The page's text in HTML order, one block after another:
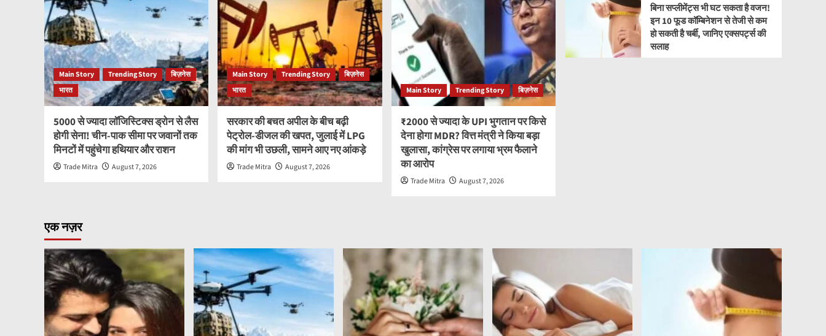
Main Story Trending Story
बिज़नेस
भारत
5000 से ज्यादा लॉजिस्टिक्स ड्रोन से लैस
होगी सेना! चीन-पाक सीमा पर जवानों तक
मिनटों में पहुंचेगा हथियार और राशन
Trade Mitra August 7, 2026
Main Story Trending Story
बिज़नेस
भारत
सरकार की बचत अपील के बीच बढ़ी
पेट्रोल-डीजल की खपत, जुलाई में LPG
की मांग भी उछली, सामने आए नए आंकड़े
Trade Mitra August 7, 2026
Main Story Trending Story बिज़नेस
₹2000 से ज्यादा के UPI भुगतान पर किसे
देना होगा MDR? वित्त मंत्री ने किया बड़ा
खुलासा, कांग्रेस पर लगाया भ्रम फैलाने
का आरोप
Trade Mitra August 7, 2026
बिना सप्लीमेंट्स भी घट सकता है वजन!
इन 10 फूड कॉम्बिनेशन से तेजी से कम
हो सकती है चर्बी, जानिए एक्सपर्ट्स की
सलाह
एक नज़र